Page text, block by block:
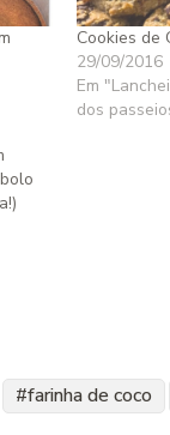
Cookies de
29/09/2016
Em
dos
farinha de coco